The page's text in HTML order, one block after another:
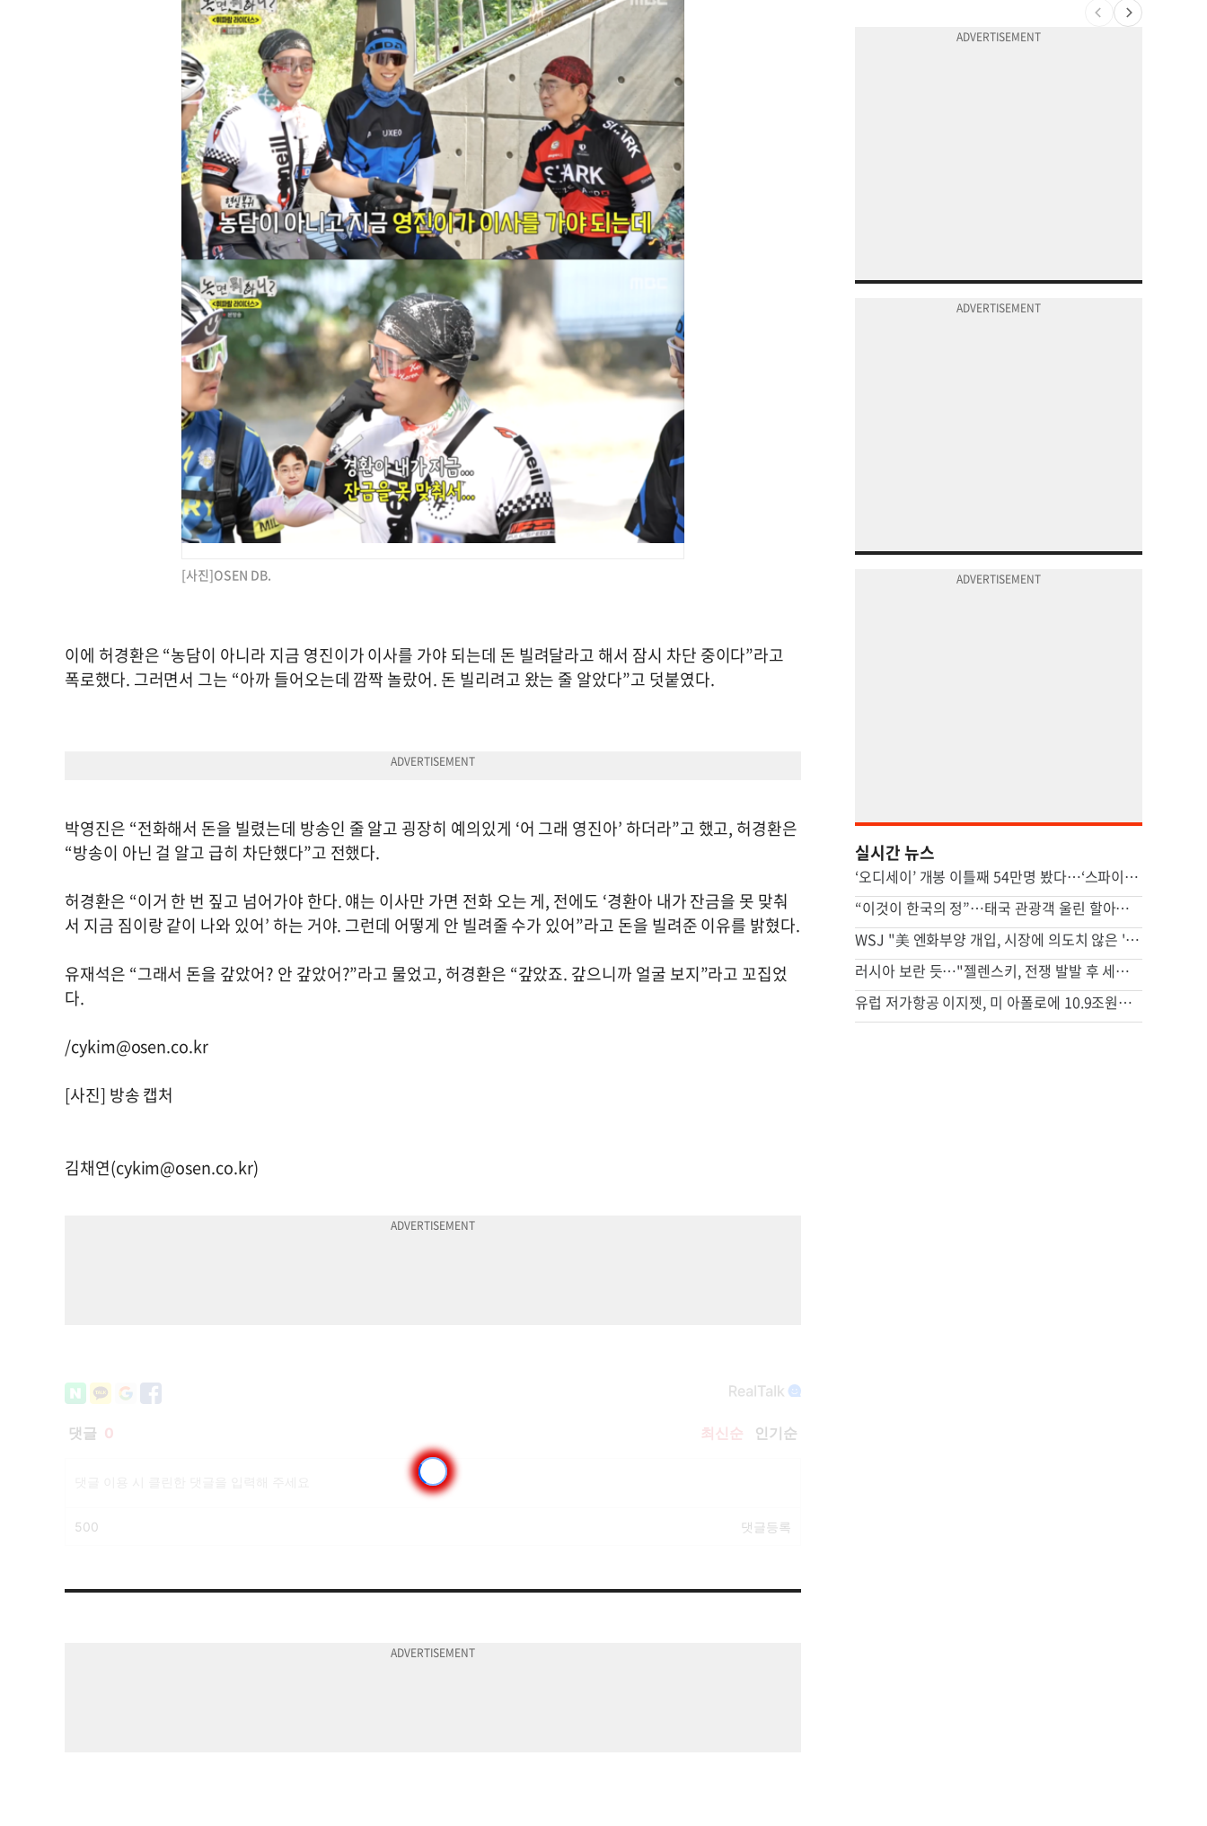
[사진]OSEN DB.
이에 허경환은 “농담이 아니라 지금 영진이가 이사를 가야 되는데 돈 빌려달라고 해서 잠시 차단 중이다”라고
폭로했다. 그러면서 그는 “아까 들어오는데 깜짝 놀랐어. 돈 빌리려고 왔는 줄 알았다”고 덧붙였다.
박영진은 “전화해서 돈을 빌렸는데 방송인 줄 알고 굉장히 예의있게 ‘어 그래 영진아’ 하더라”고 했고, 허경환은
“방송이 아닌 걸 알고 급히 차단했다”고 전했다.
허경환은 “이거 한 번 짚고 넘어가야 한다. 얘는 이사만 가면 전화 오는 게, 전에도 ‘경환아 내가 잔금을 못 맞춰
서 지금 짐이랑 같이 나와 있어’ 하는 거야. 그런데 어떻게 안 빌려줄 수가 있어”라고 돈을 빌려준 이유를 밝혔다.
유재석은 “그래서 돈을 갚았어? 안 갚았어?”라고 물었고, 허경환은 “갚았죠. 갚으니까 얼굴 보지”라고 꼬집었
다.
/cykim@osen.co.kr
[사진] 방송 캡처
김채연(cykim@osen.co.kr)
실시간 뉴스
‘오디세이’ 개봉 이틀째 54만명 봤다…‘스파이더맨 4’ 꺾고 1위
“이것이 한국의 정”…태국 관광객 울린 할아버지 사연, 뭐길래
WSJ "美 엔화부양 개입, 시장에 의도치 않은 '유동성' 부작용"
러시아 보란 듯…"젤렌스키, 전쟁 발발 후 세르비아 첫 방문"
유럽 저가항공 이지젯, 미 아폴로에 10.9조원에 팔린다